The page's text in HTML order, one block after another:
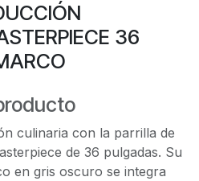
36
culinaria con la parrilla de
de 36 pulgadas. Su
en gris oscuro se integra